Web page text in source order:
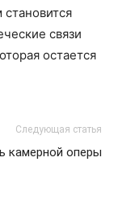
связи
остается
Следующая статья
камерной оперы